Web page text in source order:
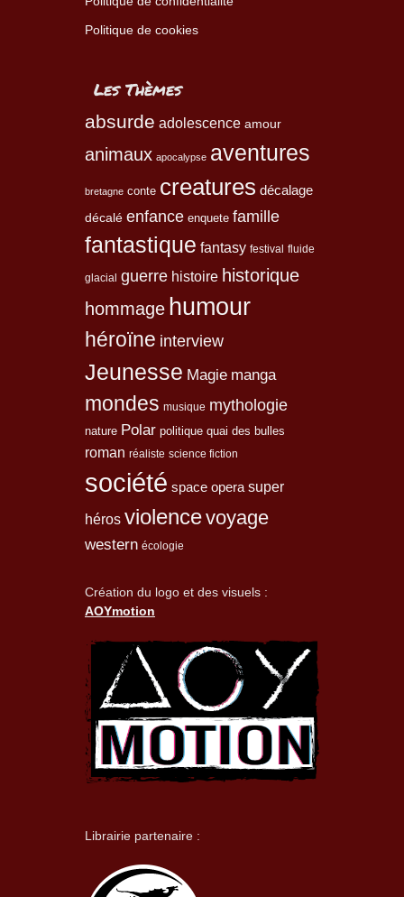
Politique de cookies
Les Thèmes
absurde adolescence amour
animaux apocalypse aventures
bretagne conte creatures décalage
décalé enfance enquete famille
fantastique fantasy festival fluide
glacial guerre histoire historique
hommage humour
héroïne interview
Jeunesse Magie manga
mondes musique mythologie
nature Polar politique quai des bulles
roman réaliste science fiction
société space opera super
héros violencevoyage
western écologie
Création du logo et des visuels :
AOYmotion
Librairie partenaire :